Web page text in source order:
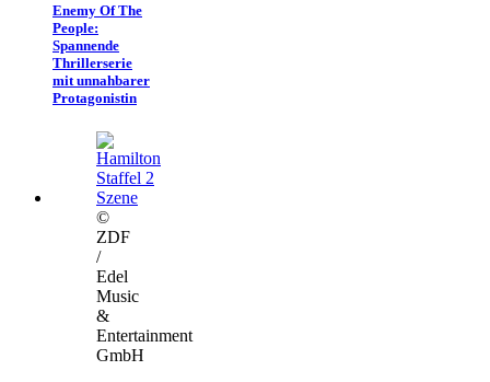
Enemy Of The
People:
Spannende
Thrillerserie
mit unnahbarer
Protagonistin
©
ZDF
/
Edel
Music
&
Entertainment
GmbH